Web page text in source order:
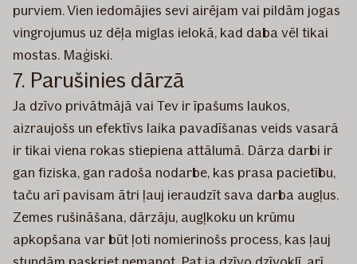
purviem. Vien iedomājies sevi airējam vai pildām jogas
vingrojumus uz dēļa miglas ielokā, kad daba vēl tikai
mostas. Maģiski.
7. Parušinies dārzā
Ja dzīvo privātmājā vai Tev ir īpašums laukos,
aizraujošs un efektīvs laika pavadīšanas veids vasarā
ir tikai viena rokas stiepiena attālumā. Dārza darbi ir
gan fiziska, gan radoša nodarbe, kas prasa pacietību,
taču arī pavisam ātri ļauj ieraudzīt sava darba augļus.
Zemes rušināšana, dārzāju, augļkoku un krūmu
apkopšana var būt ļoti nomierinošs process, kas ļauj